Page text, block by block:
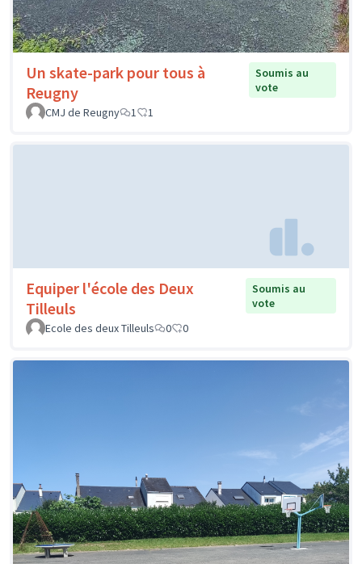
Un skate-park pour tous à
Reugny
Soumis au
vote
CMJ de Reugny
1 1
Equiper l'école des Deux
Tilleuls
Soumis au
vote
Ecole des deux Tilleuls
0 0